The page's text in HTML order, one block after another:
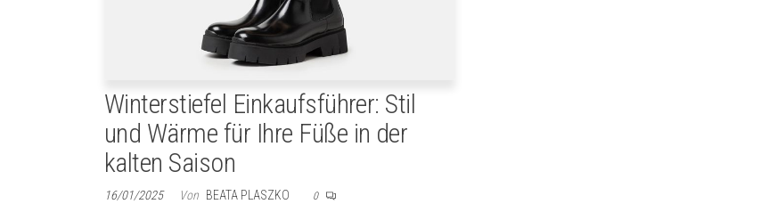
Winterstiefel Einkaufsführer: Stil
und Wärme für Ihre Füße in der
kalten Saison
16/01/2025 Von BEATA PLASZKO 0